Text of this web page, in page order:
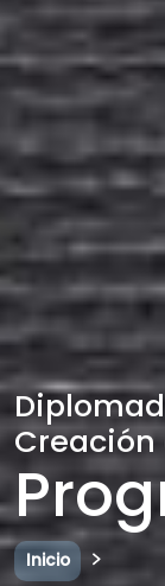
Creación
Inicio